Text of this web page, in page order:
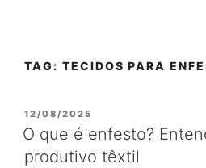
TAG: TECIDOS PARA
12/08/2025
O que é enfesto?
produtivo têxtil